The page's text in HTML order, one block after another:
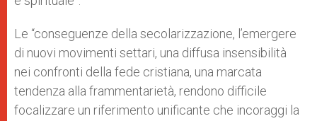
Le “conseguenze della secolarizzazione, l’emergere
di nuovi movimenti settari, una diffusa insensibilità
nei confronti della fede cristiana, una marcata
tendenza alla frammentarietà, rendono difficile
focalizzare un riferimento unificante che incoraggi la